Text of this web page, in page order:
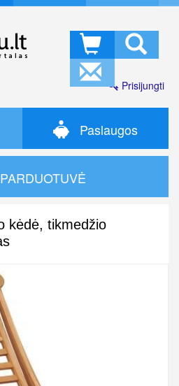
Prisijungti
Paslaugos
kėdė, tikmedžio